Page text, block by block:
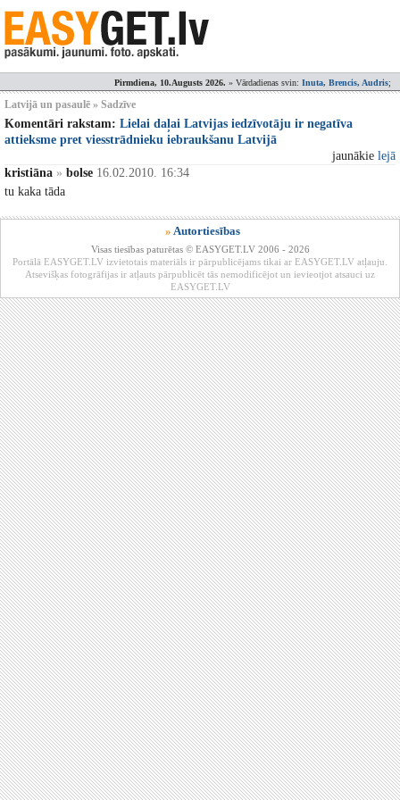
Pirmdiena, 10.Augusts 2026. » Vārdadienas svin: Inuta, Brencis, Audris;
Latvijā un pasaulē » Sadzīve
Komentāri rakstam: Lielai daļai Latvijas iedzīvotāju ir negatīva
attieksme pret viesstrādnieku iebraukšanu Latvijā
jaunākie lejā
kristiāna » bolse 16.02.2010. 16:34
tu kaka tāda
» Autortiesības
Visas tiesības paturētas © EASYGET.LV 2006 - 2026
Portālā EASYGET.LV izvietotais materiāls ir pārpublicējams tikai ar EASYGET.LV atļauju.
Atsevišķas fotogrāfijas ir atļauts pārpublicēt tās nemodificējot un ievieotjot atsauci uz
EASYGET.LV